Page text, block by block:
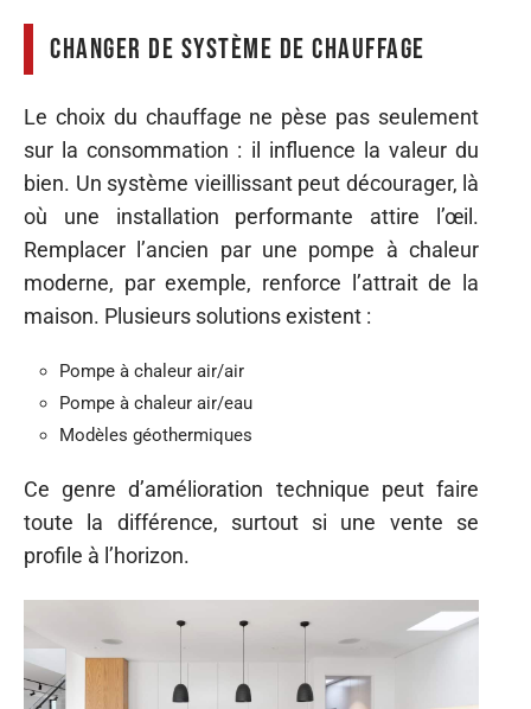
Changer de système de chauffage
Le choix du chauffage ne pèse pas seulement
sur la consommation : il influence la valeur du
bien. Un système vieillissant peut décourager, là
où une installation performante attire l’œil.
Remplacer l’ancien par une pompe à chaleur
moderne, par exemple, renforce l’attrait de la
maison. Plusieurs solutions existent :
Pompe à chaleur air/air
Pompe à chaleur air/eau
Modèles géothermiques
Ce genre d’amélioration technique peut faire
toute la différence, surtout si une vente se
profile à l’horizon.